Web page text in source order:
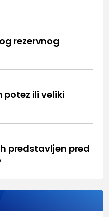
rezervnog
potez ili veliki
predstavljen pred